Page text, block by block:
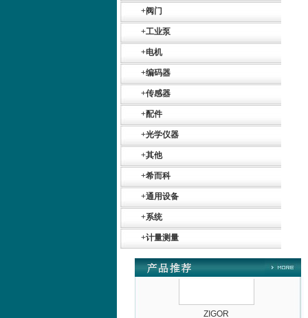
+阀门
+工业泵
+电机
+编码器
+传感器
+配件
+光学仪器
+其他
+希而科
+通用设备
+系统
+计量测量
SR+KH-AFB AF24-
德国HBM